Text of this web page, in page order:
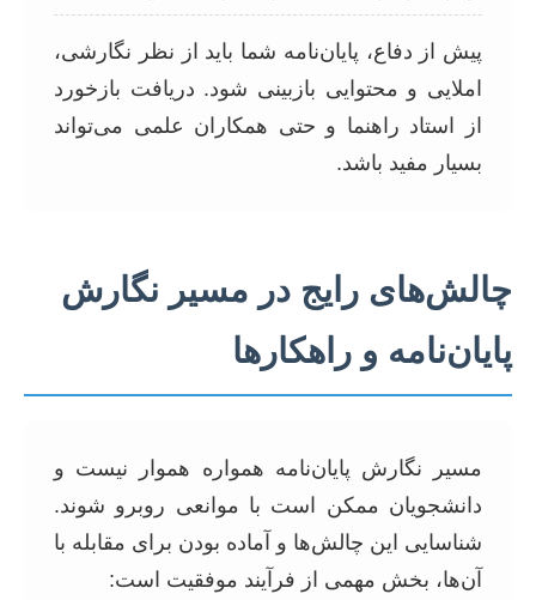
پیش از دفاع، پایان‌نامه شما باید از نظر نگارشی،
املایی و محتوایی بازبینی شود. دریافت بازخورد
از استاد راهنما و حتی همکاران علمی می‌تواند
بسیار مفید باشد.
چالش‌های رایج در مسیر نگارش
پایان‌نامه و راهکارها
مسیر نگارش پایان‌نامه همواره هموار نیست و
دانشجویان ممکن است با موانعی روبرو شوند.
شناسایی این چالش‌ها و آماده بودن برای مقابله با
آن‌ها، بخش مهمی از فرآیند موفقیت است: